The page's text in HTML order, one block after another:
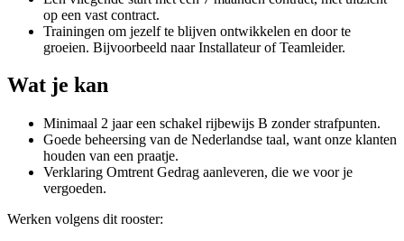
op een vast contract.
Trainingen om jezelf te blijven ontwikkelen en door te
groeien. Bijvoorbeeld naar Installateur of Teamleider.
Wat je kan
Minimaal 2 jaar een schakel rijbewijs B zonder strafpunten.
Goede beheersing van de Nederlandse taal, want onze klanten
houden van een praatje.
Verklaring Omtrent Gedrag aanleveren, die we voor je
vergoeden.
Werken volgens dit rooster: